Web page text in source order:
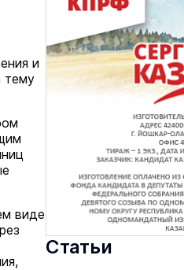
и
тему
виде
Статьи